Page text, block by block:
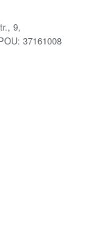
9,
37161008